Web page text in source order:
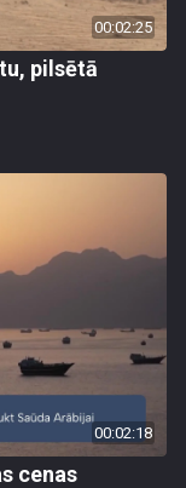
00:02:25
pilsētā
00:02:18
cenas